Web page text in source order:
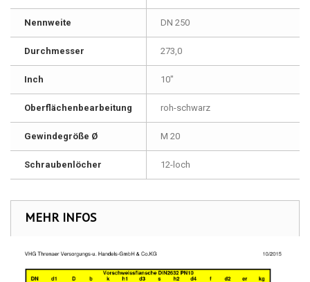
Nennweite DN 250
Durchmesser 273,0
Inch 10"
Oberflächenbearbeitung roh-schwarz
Gewindegröße Ø M 20
Schraubenlöcher 12-loch
MEHR INFOS